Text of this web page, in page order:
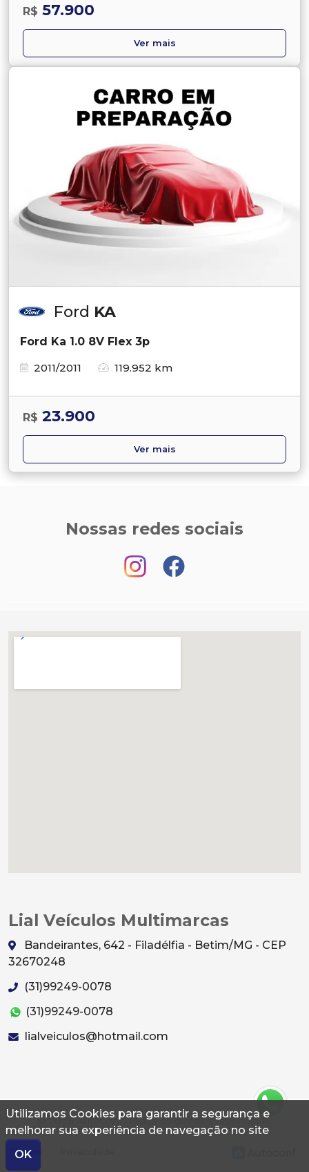
Utilizamos Cookies para garantir a segurança e
melhorar sua experiência de navegação no site
OK
R$ 57.900
Ver mais
Ford KA
Ford Ka 1.0 8V Flex 3p
2011/2011
119.952 km
R$ 23.900
Ver mais
Nossas redes sociais
Lial Veículos Multimarcas
Bandeirantes, 642 - Filadélfia - Betim/MG - CEP
32670248
(31)99249-0078
(31)99249-0078
lialveiculos@hotmail.com
© 2026 Autoconf. Todos os direitos reservados.
Termos